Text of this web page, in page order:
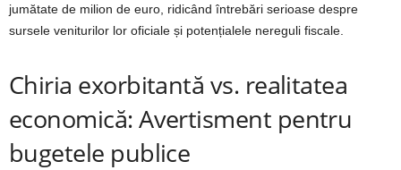
jumătate de milion de euro, ridicând întrebări serioase despre
sursele veniturilor lor oficiale și potențialele nereguli fiscale.
Chiria exorbitantă vs. realitatea
economică: Avertisment pentru
bugetele publice